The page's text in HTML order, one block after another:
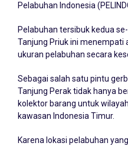
Pelabuhan Indonesia
Pelabuhan tersibuk kedua
Tanjung Priuk ini menempati
ukuran pelabuhan secara
Sebagai salah satu pintu
Tanjung Perak tidak hanya
kolektor barang untuk
kawasan Indonesia Timur.
Karena lokasi pelabuhan